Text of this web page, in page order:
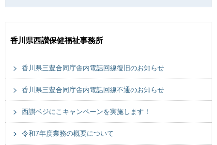
香川県西讃保健福祉事務所
香川県三豊合同庁舎内電話回線復旧のお知らせ
香川県三豊合同庁舎内電話回線不通のお知らせ
西讃ベジにこキャンペーンを実施します！
令和7年度業務の概要について